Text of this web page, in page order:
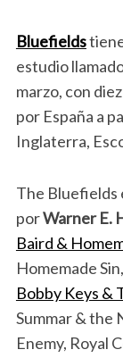
Bluefields
estudio
marzo, con
por España a
Inglaterra,
The Bluefields
porWarner E.
Baird &
Homemade
Bobby Keys &
Summar & the
Enemy, Royal